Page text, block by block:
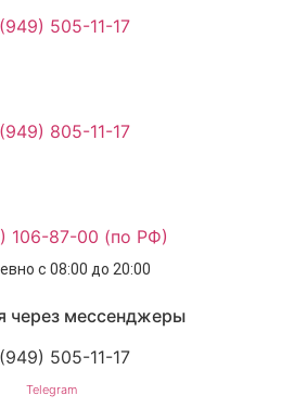
505-11-17
805-11-17
106-87-00 (по РФ)
с 08:00 до 20:00
через мессенджеры
505-11-17
Telegram